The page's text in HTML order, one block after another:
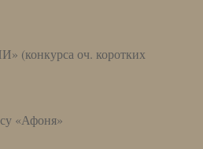
оч. коротких
«Афоня»